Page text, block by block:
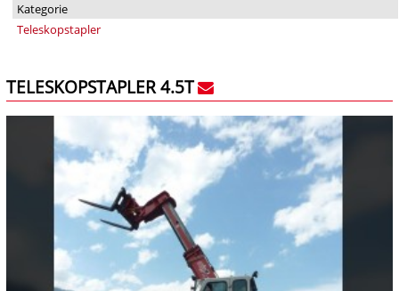
Kategorie
Teleskopstapler
TELESKOPSTAPLER 4.5T